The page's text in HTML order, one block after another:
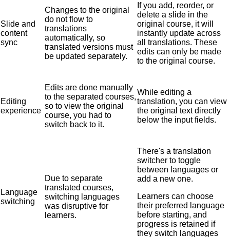
Slide and
content
sync
Changes to the original
do not flow to
translations
automatically, so
translated versions must
be updated separately.
If you add, reorder, or
delete a slide in the
original course, it will
instantly update across
all translations. These
edits can only be made
to the original course.
Editing
experience
Edits are done manually
to the separated courses,
so to view the original
course, you had to
switch back to it.
While editing a
translation, you can view
the original text directly
below the input fields.
Language
switching
Due to separate
translated courses,
switching languages
was disruptive for
learners.
There's a translation
switcher to toggle
between languages or
add a new one.
Learners can choose
their preferred language
before starting, and
progress is retained if
they switch languages